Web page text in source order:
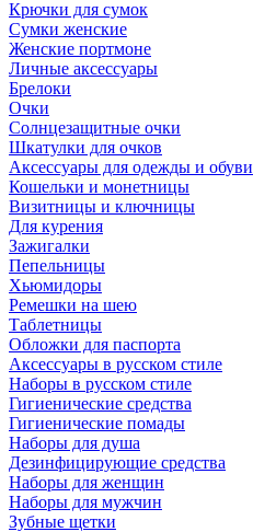
Крючки для сумок
Сумки женские
Женские портмоне
Личные аксессуары
Брелоки
Очки
Солнцезащитные очки
Шкатулки для очков
Аксессуары для одежды и обуви
Кошельки и монетницы
Визитницы и ключницы
Для курения
Зажигалки
Пепельницы
Хьюмидоры
Ремешки на шею
Таблетницы
Обложки для паспорта
Аксессуары в русском стиле
Наборы в русском стиле
Гигиенические средства
Гигиенические помады
Наборы для душа
Дезинфицирующие средства
Наборы для женщин
Наборы для мужчин
Зубные щетки